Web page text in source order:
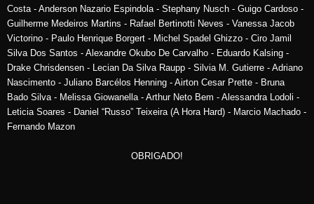
Costa - Anderson Nazario Espindola - Stephany Nusch - Guigo Cardoso -
Guilherme Medeiros Martins - Rafael Bertinotti Neves - Vanessa Jacob
Victorino - Paulo Henrique Borgert - Michel Spadel Ghizzo - Ciro Jamil
Silva Dos Santos - Alexandre Okubo De Carvalho - Eduardo Kalsing -
Drake Chrisdensen - Lecian Da Silva Raupp - Silvia M. Gutierre - Adriano
Nascimento - Juliano Barcélos Henning - Airton Cesar Prette - Bruna
Bado Silva - Melissa Giowanella - Arthur Neto Bem - Alessandra Lodoli -
Leticia Soares - Daniel “Russo” Teixeira (A Hora Hard) - Marcio Machado -
Fernando Mazon
OBRIGADO!